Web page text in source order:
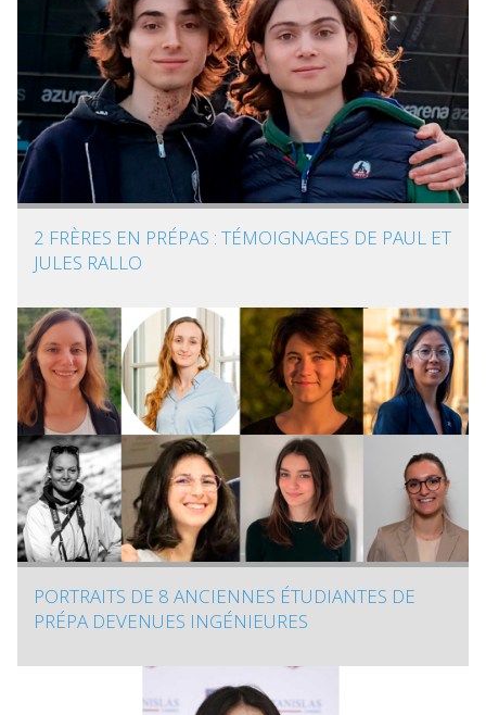
2 FRÈRES EN PRÉPAS : TÉMOIGNAGES DE PAUL ET
JULES RALLO
PORTRAITS DE 8 ANCIENNES ÉTUDIANTES DE
PRÉPA DEVENUES INGÉNIEURES